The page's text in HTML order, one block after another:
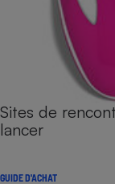
Sites de
lancer
GUIDE D'ACHAT